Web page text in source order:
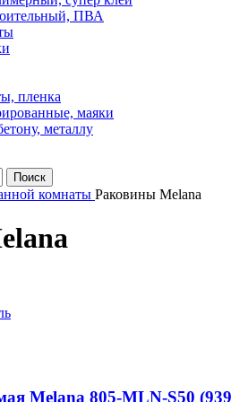
ПВА
пленка
маяки
металлу
Поиск
комнаты Раковины Melana
Melana 805-MLN-S50